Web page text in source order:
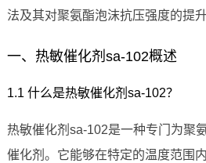
法及其对聚氨酯泡沫抗压强度的提升
一、热敏催化剂sa-102概述
1.1 什么是热敏催化剂sa-102？
热敏催化剂sa-102是一种专门为聚
催化剂。它能够在特定的温度范围